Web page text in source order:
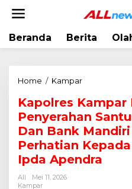
Beranda Berita
Home / Kampar
p
o
r
e
s
Kapolres Kampar
Penyerahan
Dan Bank
Perhatian
Ipda Apendra
All
Mei 11, 2026
Kampar